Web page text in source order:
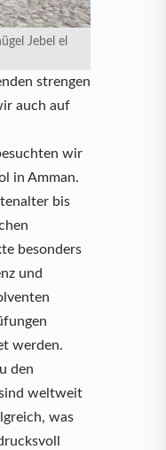
Jebel el
strengen
auch auf
wir
in Amman.
bis
besonders
und
werden.
den
weltweit
was